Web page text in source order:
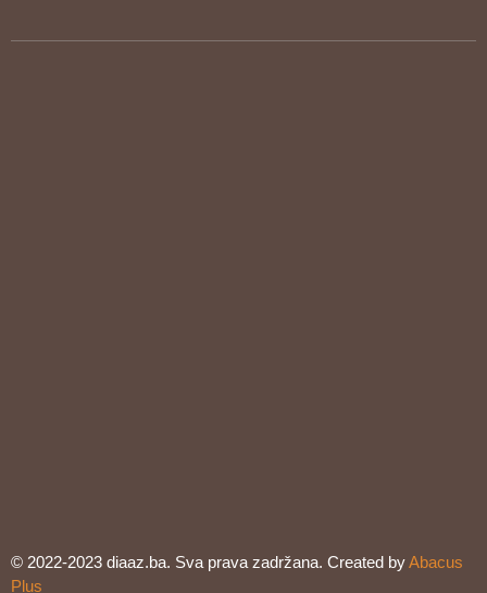
© 2022-2023 diaaz.ba. Sva prava zadržana. Created byAbacus
Plus